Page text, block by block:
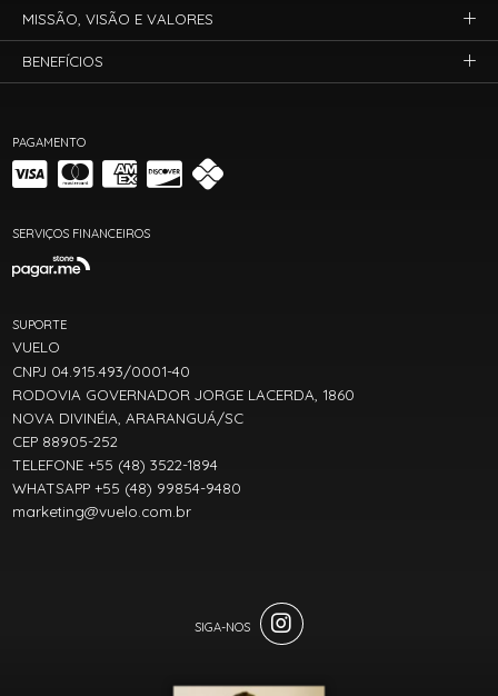
PAGAMENTO
SERVIÇOS FINANCEIROS
SUPORTE
VUELO
CNPJ 04.915.493/0001-40
RODOVIA GOVERNADOR JORGE LACERDA, 1860
NOVA DIVINÉIA, ARARANGUÁ/SC
CEP 88905-252
TELEFONE +55 (48) 3522-1894
WHATSAPP +55 (48) 99854-9480
marketing@vuelo.com.br
MISSÃO, VISÃO E VALORES
BENEFÍCIOS